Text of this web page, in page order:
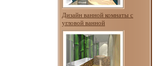
Дизайн ванной комнаты с
угловой ванной